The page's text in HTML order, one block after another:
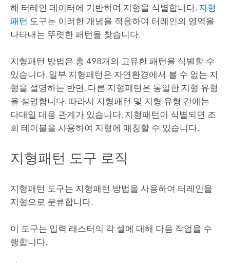
해 터레인 데이터에 기반하여 지형을 식별합니다. 지형
패턴 도구는 이러한 개념을 적용하여 터레인의 영역을
나타내는 뚜렷한 패턴을 찾습니다.
지형패턴 방법은 총 498개의 고유한 패턴을 식별할 수
있습니다. 일부 지형패턴은 자연환경에서 볼 수 없는 지
형을 설명하는 반면, 다른 지형패턴은 동일한 지형 유형
을 설명합니다. 따라서 지형패턴 및 지형 유형 간에는
다대일 대응 관계가 있습니다. 지형패턴이 식별되면 조
회 테이블을 사용하여 지형에 매칭할 수 있습니다.
지형패턴 도구 로직
지형패턴 도구는 지형패턴 방법을 사용하여 터레인을
지형으로 분류합니다.
이 도구는 입력 래스터의 각 셀에 대해 다음 작업을 수
행합니다.